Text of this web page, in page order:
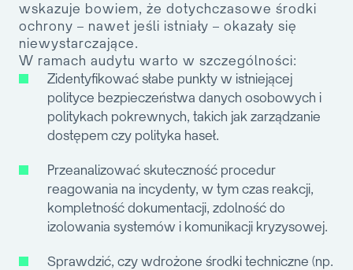
wskazuje bowiem, że dotychczasowe środki
ochrony – nawet jeśli istniały – okazały się
niewystarczające.
W ramach audytu warto w szczególności:
Zidentyfikować słabe punkty w istniejącej
polityce bezpieczeństwa danych osobowych i
politykach pokrewnych, takich jak zarządzanie
dostępem czy polityka haseł.
Przeanalizować skuteczność procedur
reagowania na incydenty, w tym czas reakcji,
kompletność dokumentacji, zdolność do
izolowania systemów i komunikacji kryzysowej.
Sprawdzić, czy wdrożone środki techniczne (np.